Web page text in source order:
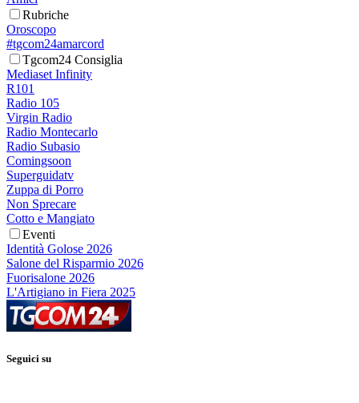
Rubriche
Oroscopo
#tgcom24amarcord
Tgcom24 Consiglia
Mediaset Infinity
R101
Radio 105
Virgin Radio
Radio Montecarlo
Radio Subasio
Comingsoon
Superguidatv
Zuppa di Porro
Non Sprecare
Cotto e Mangiato
Eventi
Identità Golose 2026
Salone del Risparmio 2026
Fuorisalone 2026
L'Artigiano in Fiera 2025
Seguici su